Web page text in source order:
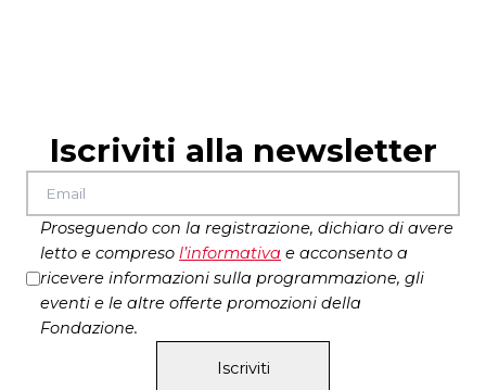
produzione
Piccolo Teatro di Milano – Teatro
d’Europa, Carnezzeria
Iscriviti alla newsletter
Proseguendo con la registrazione, dichiaro di avere
letto e compreso l’informativa e acconsento a
ricevere informazioni sulla programmazione, gli
eventi e le altre offerte promozioni della
Fondazione.
Iscriviti